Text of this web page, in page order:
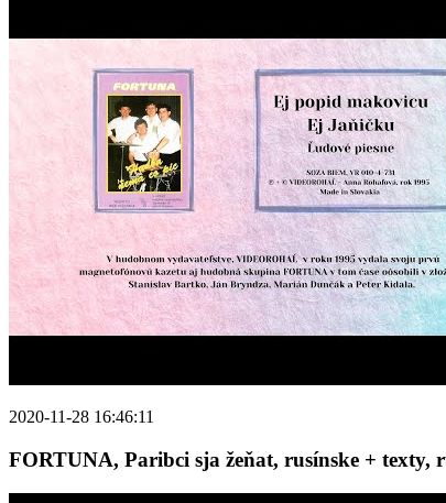
2020-11-28 16:46:11
FORTUNA, Paribci sja žeňat, rusínske + texty,